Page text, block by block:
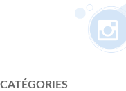
CATÉGORIES